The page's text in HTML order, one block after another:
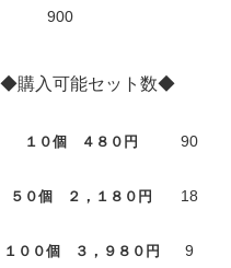
900
◆購入可能セット数◆
１０個 ４８０円 90
５０個 ２，１８０円 18
１００個 ３，９８０円 9